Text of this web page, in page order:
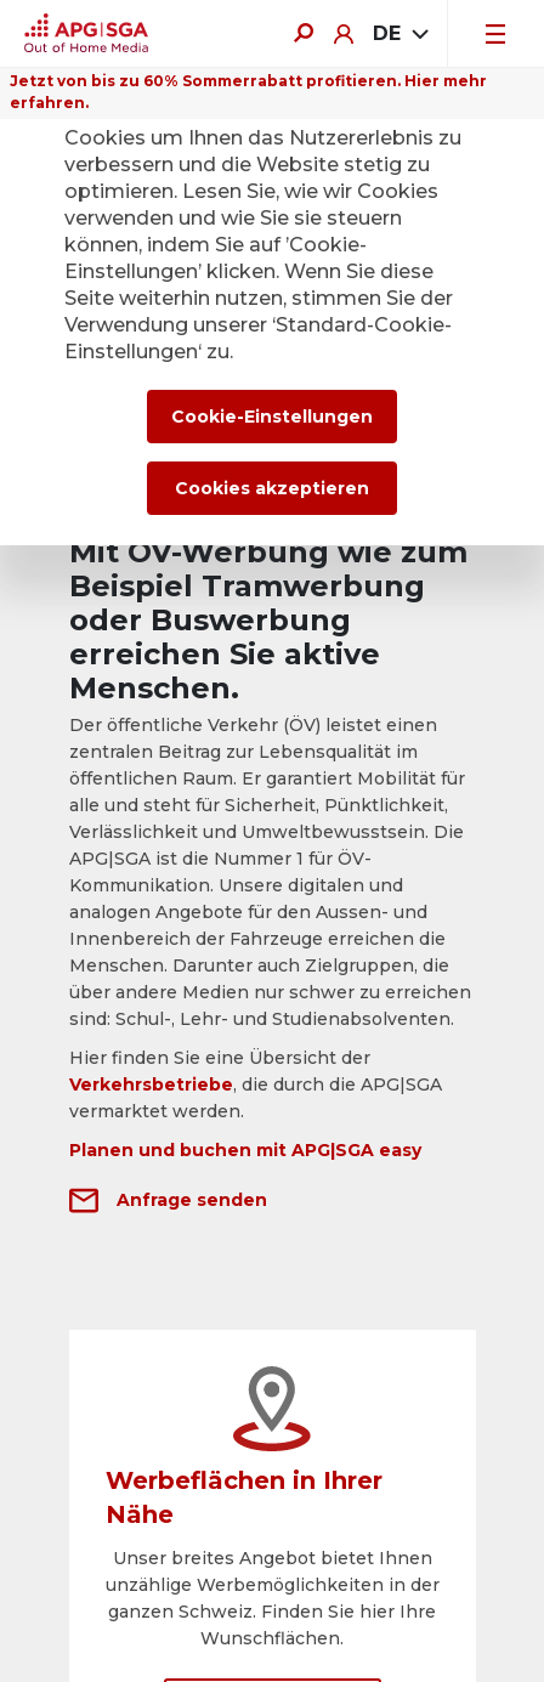
DE
Jetzt von bis zu 60% Sommerrabatt profitieren. Hier mehr
erfahren.
Verkehrsmittel
Mit ÖV-Werbung wie zum
Beispiel Tramwerbung
oder Buswerbung
erreichen Sie aktive
Menschen.
Der öffentliche Verkehr (ÖV) leistet einen
zentralen Beitrag zur Lebensqualität im
öffentlichen Raum. Er garantiert Mobilität für
alle und steht für Sicherheit, Pünktlichkeit,
Verlässlichkeit und Umweltbewusstsein. Die
APG|SGA ist die Nummer 1 für ÖV-
Kommunikation. Unsere digitalen und
analogen Angebote für den Aussen- und
Innenbereich der Fahrzeuge erreichen die
Menschen. Darunter auch Zielgruppen, die
über andere Medien nur schwer zu erreichen
sind: Schul-, Lehr- und Studienabsolventen.
Hier finden Sie eine Übersicht der
Verkehrsbetriebe, die durch die APG|SGA
vermarktet werden.
Planen und buchen mit APG|SGA easy
Anfrage senden
Werbeflächen in Ihrer
Nähe
Unser breites Angebot bietet Ihnen
unzählige Werbemöglichkeiten in der
ganzen Schweiz. Finden Sie hier Ihre
Wunschflächen.
Auf dieser Website verwenden wir
Cookies um Ihnen das Nutzererlebnis zu
verbessern und die Website stetig zu
optimieren. Lesen Sie, wie wir Cookies
verwenden und wie Sie sie steuern
können, indem Sie auf ’Cookie-
Einstellungen’ klicken. Wenn Sie diese
Seite weiterhin nutzen, stimmen Sie der
Verwendung unserer ‘Standard-Cookie-
Einstellungen‘ zu.
Cookie-Einstellungen
Cookies akzeptieren